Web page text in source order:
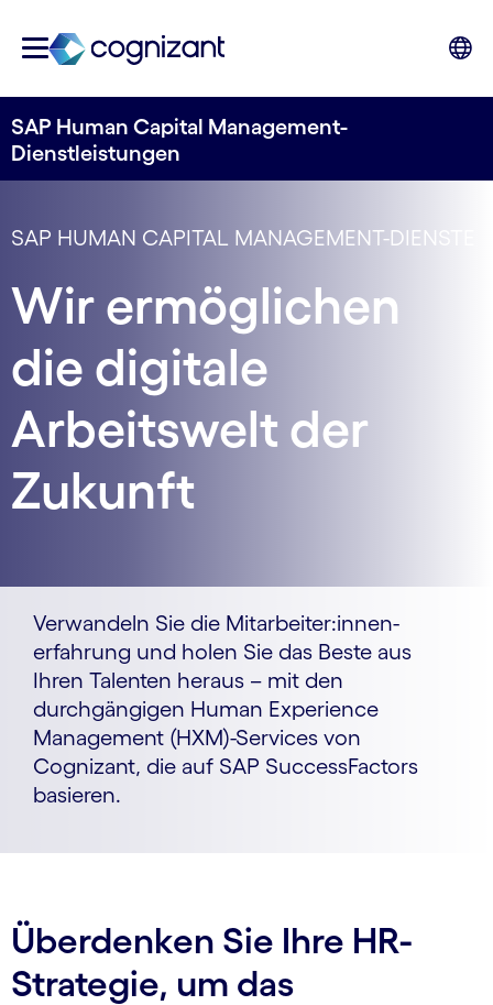
SAP Human Capital Management-
Dienstleistungen
SAP HUMAN CAPITAL MANAGEMENT-DIENSTE
Wir ermöglichen
die digitale
Arbeitswelt der
Zukunft
Verwandeln Sie die Mitarbeiter:innen­
erfahrung und holen Sie das Beste aus
Ihren Talenten heraus – mit den
durchgängigen Human Experience
Management (HXM)-Services von
Cognizant, die auf SAP SuccessFactors
basieren.
Überdenken Sie Ihre HR-
Strategie, um das